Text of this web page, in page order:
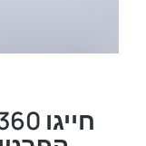
חייגו